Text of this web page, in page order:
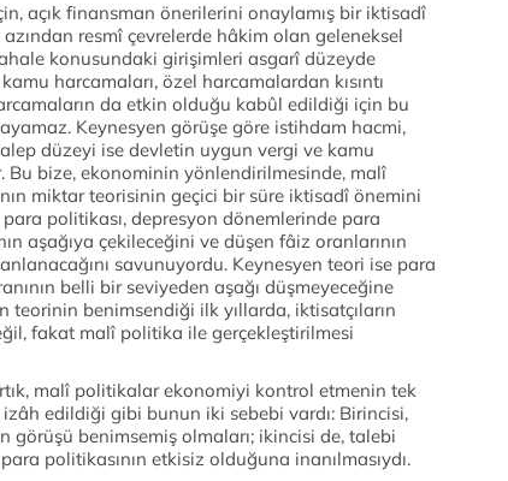
açık finansman önerilerini onaylamış bir iktisadî
resmî çevrelerde hâkim olan geleneksel
konusundaki girişimleri asgarî düzeyde
harcamaları, özel harcamalardan kısıntı
da etkin olduğu kabûl edildiği için bu
Keynesyen görüşe göre istihdam hacmi,
düzeyi ise devletin uygun vergi ve kamu
Bu bize, ekonominin yönlendirilmesinde, malî
miktar teorisinin geçici bir süre iktisadî önemini
politikası, depresyon dönemlerinde para
aşağıya çekileceğini ve düşen fâiz oranlarının
savunuyordu. Keynesyen teori ise para
belli bir seviyeden aşağı düşmeyeceğine
teorinin benimsendiği ilk yıllarda, iktisatçıların
fakat malî politika ile gerçekleştirilmesi
malî politikalar ekonomiyi kontrol etmenin tek
edildiği gibi bunun iki sebebi vardı: Birincisi,
görüşü benimsemiş olmaları; ikincisi de, talebi
politikasının etkisiz olduğuna inanılmasıydı.